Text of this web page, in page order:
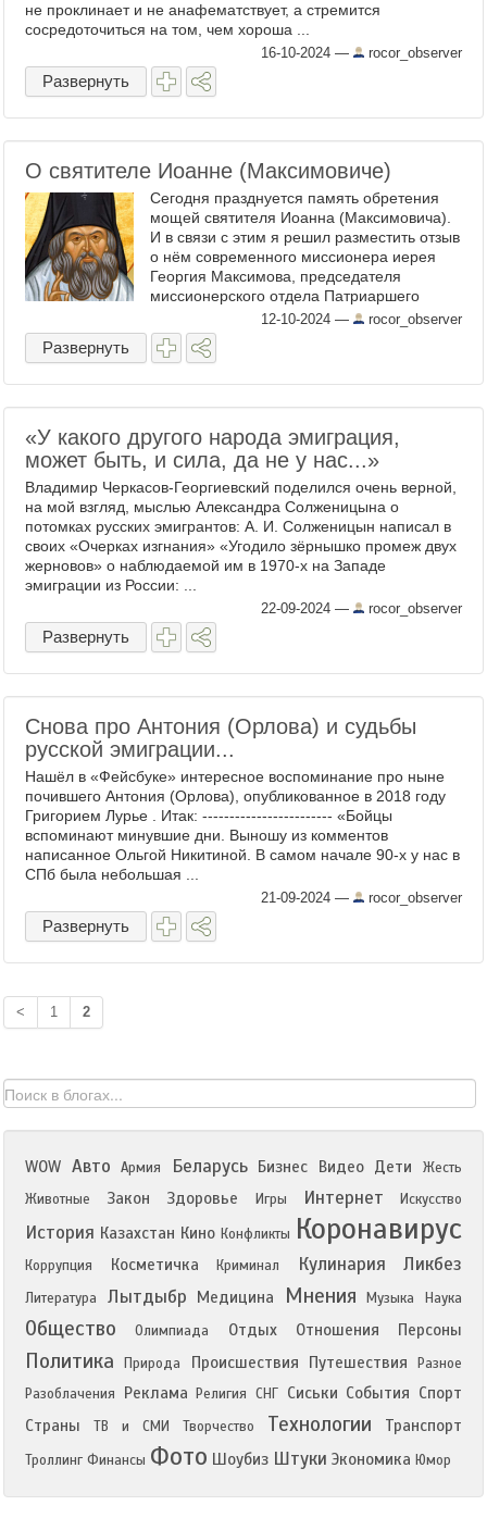
не проклинает и не анафематствует, а стремится
сосредоточиться на том, чем хороша ...
16-10-2024 — rocor_observer
Развернуть
О святителе Иоанне (Максимовиче)
Сегодня празднуется память обретения
мощей святителя Иоанна (Максимовича).
И в связи с этим я решил разместить отзыв
о нём современного миссионера иерея
Георгия Максимова, председателя
миссионерского отдела Патриаршего
экзархата Африки: «Мне довелось
посетить почти сотню стран и в ...
12-10-2024 — rocor_observer
Развернуть
«У какого другого народа эмиграция,
может быть, и сила, да не у нас...»
Владимир Черкасов-Георгиевский поделился очень верной,
на мой взгляд, мыслью Александра Солженицына о
потомках русских эмигрантов: А. И. Солженицын написал в
своих «Очерках изгнания» «Угодило зёрнышко промеж двух
жерновов» о наблюдаемой им в 1970-х на Западе
эмиграции из России: ...
22-09-2024 — rocor_observer
Развернуть
Снова про Антония (Орлова) и судьбы
русской эмиграции...
Нашёл в «Фейсбуке» интересное воспоминание про ныне
почившего Антония (Орлова), опубликованное в 2018 году
Григорием Лурье . Итак: ------------------------ «Бойцы
вспоминают минувшие дни. Выношу из комментов
написанное Ольгой Никитиной. В самом начале 90-х у нас в
СПб была небольшая ...
21-09-2024 — rocor_observer
Развернуть
< 1 2
WOW Авто Армия Беларусь Бизнес Видео Дети
Жесть
Животные
Закон Здоровье Игры Интернет Искусство
История Казахстан Кино Конфликты Коронавирус
Коррупция Косметичка Криминал Кулинария Ликбез
Литература Лытдыбр Медицина Мнения Музыка Наука
Общество Олимпиада Отдых Отношения Персоны
Политика Природа Происшествия Путешествия
Разное
Разоблачения
Реклама Религия СНГ Сиськи События Спорт
Страны
ТВ и СМИ Творчество Технологии Транспорт
Троллинг Финансы Фото Шоубиз Штуки Экономика Юмор